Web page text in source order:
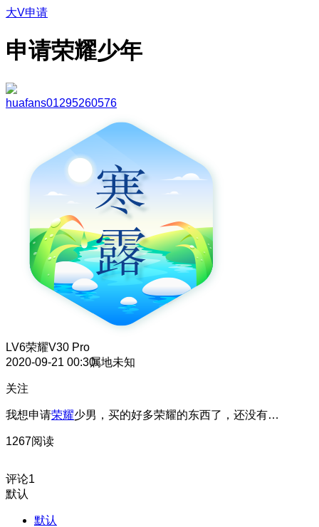
大V申请
申请荣耀少年
huafans01295260576
LV6荣耀V30 Pro
2020-09-21 00:30属地未知
关注
我想申请荣耀少男，买的好多荣耀的东西了，还没有…
1267阅读
评论1
默认
默认